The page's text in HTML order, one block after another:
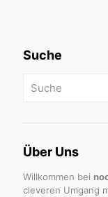
Suche
Über Uns
Willkommen bei
cleveren Umgang